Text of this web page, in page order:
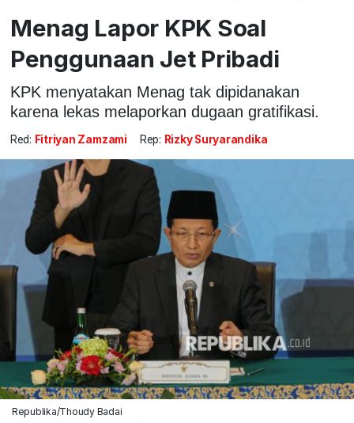
Menag Lapor KPK Soal
Penggunaan Jet Pribadi
KPK menyatakan Menag tak dipidanakan
karena lekas melaporkan dugaan gratifikasi.
Red: Fitriyan Zamzami Rep: Rizky Suryarandika
Republika/Thoudy Badai